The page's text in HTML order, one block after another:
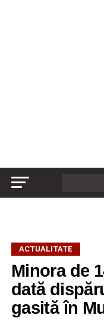
ACTUALITATE
Minora de
dată
gasită în